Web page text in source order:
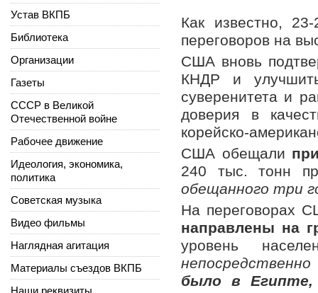
Как известно,
переговоров на
США вновь
КНДР и
суверенитета и
доверия в
корейско-
США обещали
240 тыс. тонн
обещанного три
На переговорах
направлены на
уровень
было в
Устав ВКПБ
Библиотека
Организации
Газеты
СССР в Великой
Отечественной войне
Рабочее движение
Идеология, экономика,
политика
Советская музыка
Видео фильмы
Наглядная агитация
Материалы съездов ВКПБ
Наши реквизиты